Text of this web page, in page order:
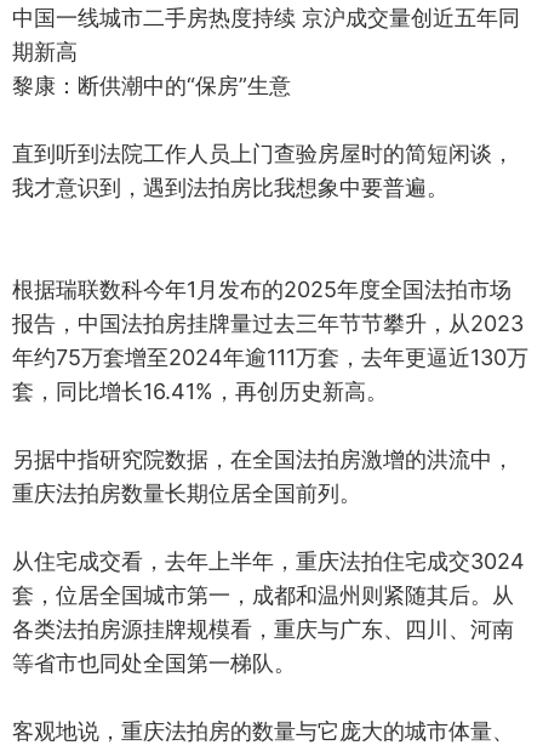
中国一线城市二手房热度持续 京沪成交量创近五年同
期新高
黎康：断供潮中的“保房”生意
直到听到法院工作人员上门查验房屋时的简短闲谈，
我才意识到，遇到法拍房比我想象中要普遍。
根据瑞联数科今年1月发布的2025年度全国法拍市场
报告，中国法拍房挂牌量过去三年节节攀升，从2023
年约75万套增至2024年逾111万套，去年更逼近130万
套，同比增长16.41%，再创历史新高。
另据中指研究院数据，在全国法拍房激增的洪流中，
重庆法拍房数量长期位居全国前列。
从住宅成交看，去年上半年，重庆法拍住宅成交3024
套，位居全国城市第一，成都和温州则紧随其后。从
各类法拍房源挂牌规模看，重庆与广东、四川、河南
等省市也同处全国第一梯队。
客观地说，重庆法拍房的数量与它庞大的城市体量、